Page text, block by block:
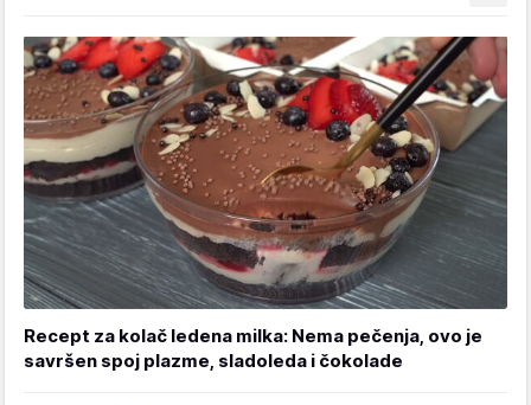
Recept za kolač ledena milka: Nema pečenja, ovo je
savršen spoj plazme, sladoleda i čokolade